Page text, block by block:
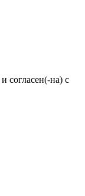
и согласен(-на) с